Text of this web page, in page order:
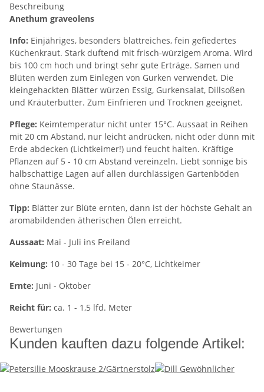
Beschreibung
Anethum graveolens
Info: Einjähriges, besonders blattreiches, fein gefiedertes
Küchenkraut. Stark duftend mit frisch-würzigem Aroma. Wird
bis 100 cm hoch und bringt sehr gute Erträge. Samen und
Blüten werden zum Einlegen von Gurken verwendet. Die
kleingehackten Blätter würzen Essig, Gurkensalat, Dillsoßen
und Kräuterbutter. Zum Einfrieren und Trocknen geeignet.
Pflege: Keimtemperatur nicht unter 15°C. Aussaat in Reihen
mit 20 cm Abstand, nur leicht andrücken, nicht oder dünn mit
Erde abdecken (Lichtkeimer!) und feucht halten. Kräftige
Pflanzen auf 5 - 10 cm Abstand vereinzeln. Liebt sonnige bis
halbschattige Lagen auf allen durchlässigen Gartenböden
ohne Staunässe.
Tipp: Blätter zur Blüte ernten, dann ist der höchste Gehalt an
aromabildenden ätherischen Ölen erreicht.
Aussaat: Mai - Juli ins Freiland
Keimung: 10 - 30 Tage bei 15 - 20°C, Lichtkeimer
Ernte: Juni - Oktober
Reicht für: ca. 1 - 1,5 lfd. Meter
Bewertungen
Kunden kauften dazu folgende Artikel: